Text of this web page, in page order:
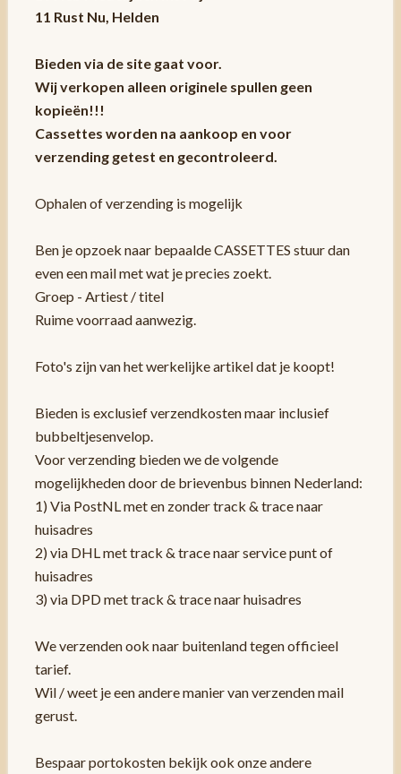
11 Rust Nu, Helden
Bieden via de site gaat voor.
Wij verkopen alleen originele spullen geen
kopieën!!!
Cassettes worden na aankoop en voor
verzending getest en gecontroleerd.
Ophalen of verzending is mogelijk
Ben je opzoek naar bepaalde CASSETTES stuur dan
even een mail met wat je precies zoekt.
Groep - Artiest / titel
Ruime voorraad aanwezig.
Foto's zijn van het werkelijke artikel dat je koopt!
Bieden is exclusief verzendkosten maar inclusief
bubbeltjesenvelop.
Voor verzending bieden we de volgende
mogelijkheden door de brievenbus binnen Nederland:
1) Via PostNL met en zonder track & trace naar
huisadres
2) via DHL met track & trace naar service punt of
huisadres
3) via DPD met track & trace naar huisadres
We verzenden ook naar buitenland tegen officieel
tarief.
Wil / weet je een andere manier van verzenden mail
gerust.
Bespaar portokosten bekijk ook onze andere